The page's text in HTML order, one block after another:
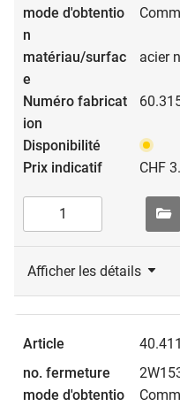
acier
CHF
Afficher les détails